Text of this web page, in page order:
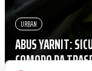
URBAN
ABUS YARNIT:
COMODO DA